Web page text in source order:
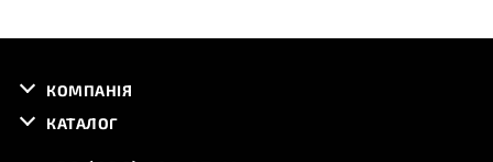
КОМПАНІЯ
КАТАЛОГ